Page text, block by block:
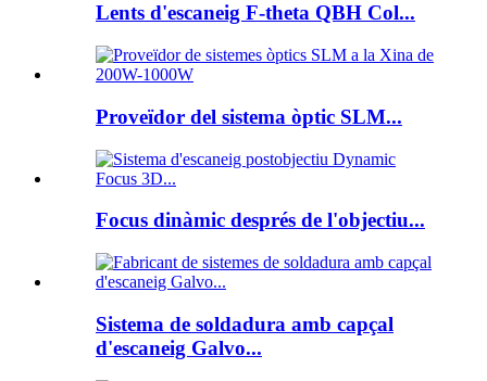
Lents d'escaneig F-theta QBH Col...
Proveïdor del sistema òptic SLM...
Focus dinàmic després de l'objectiu...
Sistema de soldadura amb capçal
d'escaneig Galvo...